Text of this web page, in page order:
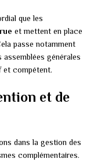
que les
et mettent en place
passe notamment
générales
et compétent.
et de
dans la gestion des
complémentaires.